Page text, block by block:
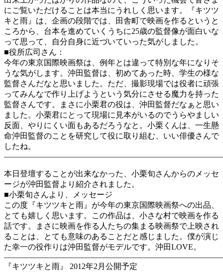
にご覧いただけることは本当にうれしく思います。『キツツ
キと雨』は、企画の段階では、田舎町で映画を作るというと
ころから、台本を進めていくうちに25歳の監督像が面白いな
って思って、自分自身に近づいていった気がしました。
■役所広司さん：
今年の東京国際映画祭は、例年とは違って特別な年になりそ
うな気がします。沖田監督は、初めてあった時、学生の様な
監督さんだなと思いました。ただ、撮影現場では役者に頑張
ってみんなで作り上げようという気分にさせる魔力を持った
監督さんです。まさに小栗君の役は、沖田監督だなぁと思い
ました。小栗君にとって現場に見本がいるのでうらやましい
反面、やりにくい面もあるだろうなと。小栗くんは、一生懸
命沖田監督のことを研究して役に取り組む、いい俳優さんで
したね。
本日登壇することが出来なかった、小栗旬さんからのメッセ
ージが沖田監督より紹介されました。
■小栗旬さんより、メッセージ
この度『キツツキと雨』が今年の東京国際映画祭への出品、
とても嬉しく思います。この作品は、小さな村で映画を作る
話です。まさに映画を作る人たちの集まる映画祭で上映され
ることは、とても意味のあることだと感じました。僕が演じ
た幸一の役作りは沖田監督がモデルです。沖田LOVE。
『キツツキと雨』 2012年2月公開予定